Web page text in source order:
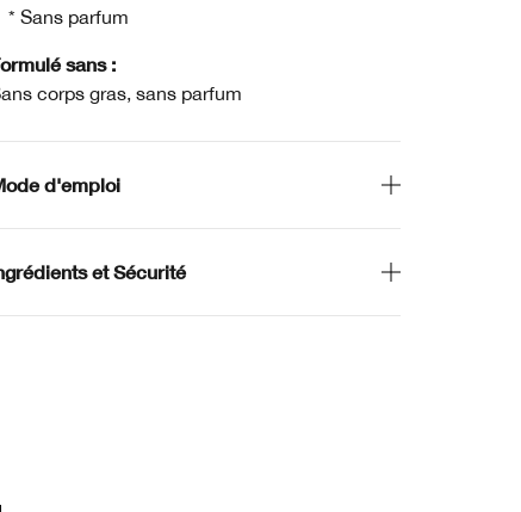
* Sans parfum
sans :
corps gras, sans parfum
d'emploi
et Sécurité